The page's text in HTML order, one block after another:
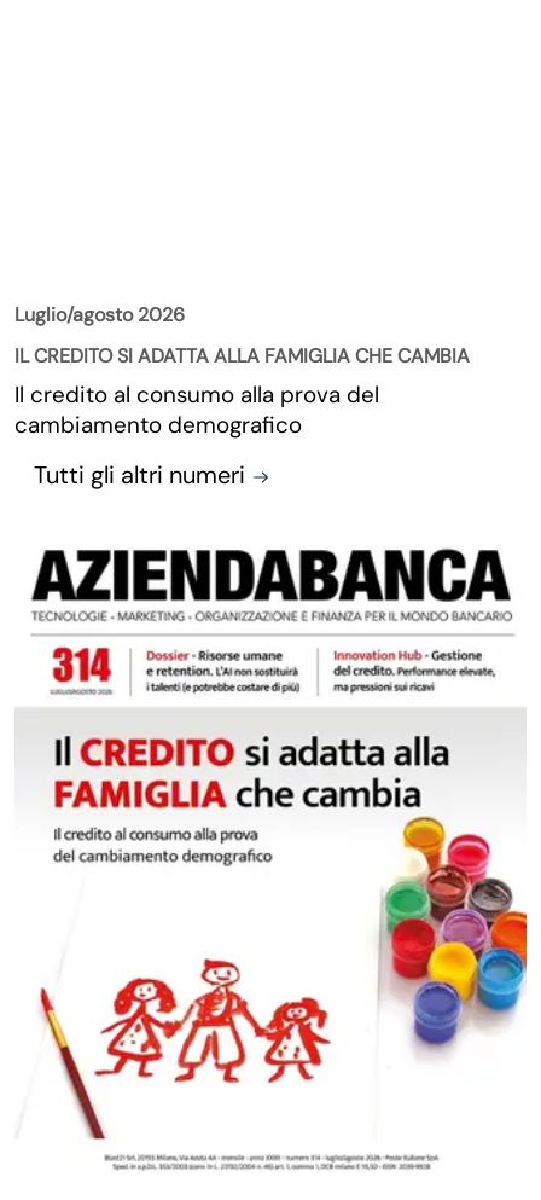
Luglio/agosto 2026
IL CREDITO SI ADATTA ALLA FAMIGLIA CHE CAMBIA
Il credito al consumo alla prova del
cambiamento demografico
Tutti gli altri numeri